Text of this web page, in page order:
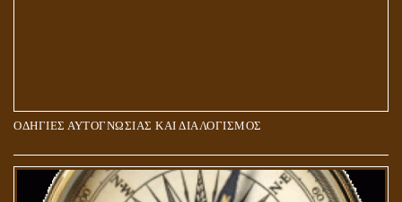
ΟΔΗΓΙΕΣ ΑΥΤΟΓΝΩΣΙΑΣ ΚΑΙ ΔΙΑΛΟΓΙΣΜΟΣ
5Η ΔΙΑΣΤΑΣΗ ΚΑΙ ΠΝΕΥΜΑΤΙΚΗ ΑΡΠΑΓΗ: ΔΥΟ ΔΙΑΦΟΡΕΤΙΚΕΣ
ΚΑΤΑΣΤΑΣΕΙΣ